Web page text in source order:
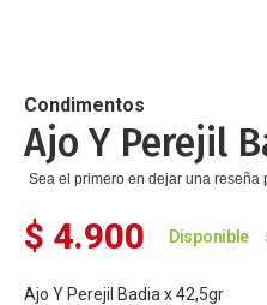
de
la
galería
de
Condimentos
Ajo Y Perejil
Sea el primero en dejar una reseña
$ 4.900 Disponible
Ajo Y Perejil Badia x 42,5gr